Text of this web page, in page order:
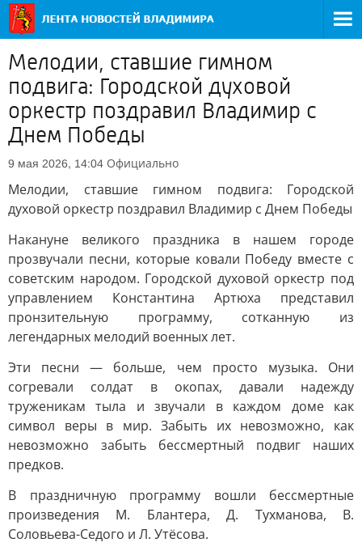
Мелодии, ставшие гимном
подвига: Городской духовой
оркестр поздравил Владимир с
Днем Победы
9 мая 2026, 14:04 Официально
Мелодии, ставшие гимном подвига: Городской
духовой оркестр поздравил Владимир с Днем Победы
Накануне великого праздника в нашем городе
прозвучали песни, которые ковали Победу вместе с
советским народом. Городской духовой оркестр под
управлением Константина Артюха представил
пронзительную программу, сотканную из
легендарных мелодий военных лет.
Эти песни — больше, чем просто музыка. Они
согревали солдат в окопах, давали надежду
труженикам тыла и звучали в каждом доме как
символ веры в мир. Забыть их невозможно, как
невозможно забыть бессмертный подвиг наших
предков.
В праздничную программу вошли бессмертные
произведения М. Блантера, Д. Тухманова, В.
Соловьева-Седого и Л. Утёсова.